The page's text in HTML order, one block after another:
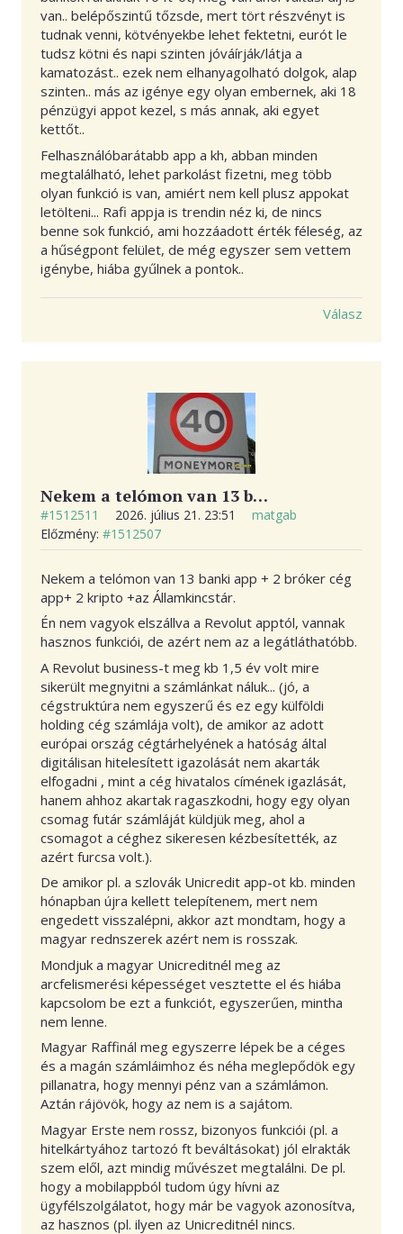
van.. belépőszintű tőzsde, mert tört részvényt is
tudnak venni, kötvényekbe lehet fektetni, eurót le
tudsz kötni és napi szinten jóváírják/látja a
kamatozást.. ezek nem elhanyagolható dolgok, alap
szinten.. más az igénye egy olyan embernek, aki 18
pénzügyi appot kezel, s más annak, aki egyet
kettőt..
Felhasználóbarátabb app a kh, abban minden
megtalálható, lehet parkolást fizetni, meg több
olyan funkció is van, amiért nem kell plusz appokat
letölteni... Rafi appja is trendin néz ki, de nincs
benne sok funkció, ami hozzáadott érték féleség, az
a hűségpont felület, de még egyszer sem vettem
igénybe, hiába gyűlnek a pontok..
Válasz
Nekem a telómon van 13 b…
#1512511 2026. július 21. 23:51
matgab
Előzmény: #1512507
Nekem a telómon van 13 banki app + 2 bróker cég
app+ 2 kripto +az Államkincstár.
Én nem vagyok elszállva a Revolut apptól, vannak
hasznos funkciói, de azért nem az a legátláthatóbb.
A Revolut business-t meg kb 1,5 év volt mire
sikerült megnyitni a számlánkat náluk... (jó, a
cégstruktúra nem egyszerű és ez egy külföldi
holding cég számlája volt), de amikor az adott
európai ország cégtárhelyének a hatóság által
digitálisan hitelesített igazolását nem akarták
elfogadni , mint a cég hivatalos címének igazlását,
hanem ahhoz akartak ragaszkodni, hogy egy olyan
csomag futár számláját küldjük meg, ahol a
csomagot a céghez sikeresen kézbesítették, az
azért furcsa volt.).
De amikor pl. a szlovák Unicredit app-ot kb. minden
hónapban újra kellett telepítenem, mert nem
engedett visszalépni, akkor azt mondtam, hogy a
magyar rednszerek azért nem is rosszak.
Mondjuk a magyar Unicreditnél meg az
arcfelismerési képességet vesztette el és hiába
kapcsolom be ezt a funkciót, egyszerűen, mintha
nem lenne.
Magyar Raffinál meg egyszerre lépek be a céges
és a magán számláimhoz és néha meglepődök egy
pillanatra, hogy mennyi pénz van a számlámon.
Aztán rájövök, hogy az nem is a sajátom.
Magyar Erste nem rossz, bizonyos funkciói (pl. a
hitelkártyához tartozó ft beváltásokat) jól elrakták
szem elől, azt mindig művészet megtalálni. De pl.
hogy a mobilappból tudom úgy hívni az
ügyfélszolgálatot, hogy már be vagyok azonosítva,
az hasznos (pl. ilyen az Unicreditnél nincs.